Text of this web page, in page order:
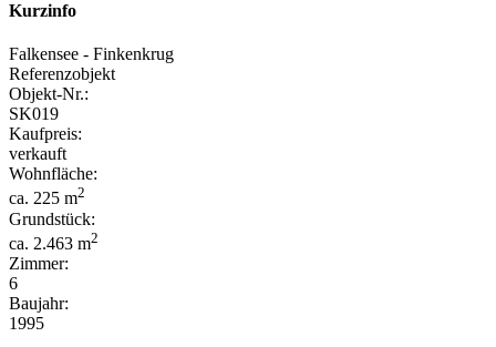
Kurzinfo
Falkensee - Finkenkrug
Referenzobjekt
Objekt-Nr.:
SK019
Kaufpreis:
verkauft
Wohnfläche:
ca. 225 m2
Grundstück:
ca. 2.463 m2
Zimmer:
6
Baujahr:
1995